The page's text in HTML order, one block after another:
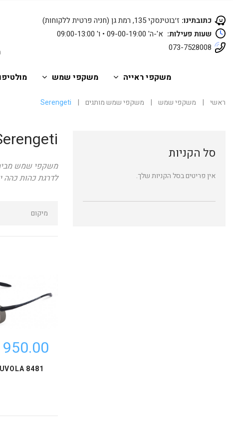
כתובתינו: ז׳בוטינסקי 135, רמת גן (חניה פרטית ללקוחות)
שעות פעילות: א'-ה' 09-00-19:00 • ו' 09:00-13:00
073-7528008
משקפי ראייה משקפי שמש
ראשי | משקפי שמש | משקפי שמש מותגים |
Serengeti
לדרגת כהות כהה
מיקום
950.00 ₪
8481
סל הקניות
אין פריטים בסל הקניות שלך.